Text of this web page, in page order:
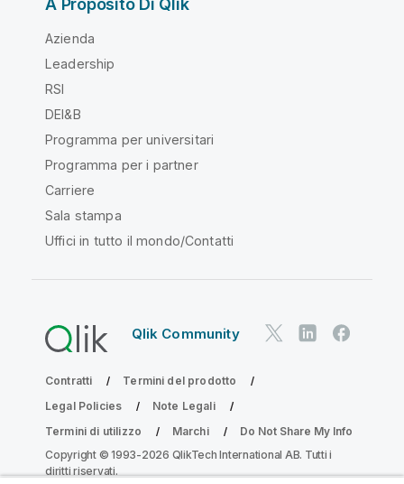
A Proposito Di Qlik
Azienda
Leadership
RSI
DEI&B
Programma per universitari
Programma per i partner
Carriere
Sala stampa
Uffici in tutto il mondo/Contatti
Qlik Community
Contratti
Termini del prodotto
Legal Policies
Note Legali
Termini di utilizzo
Marchi
Do Not Share My Info
Copyright © 1993-2026 QlikTech International AB. Tutti i
diritti riservati.